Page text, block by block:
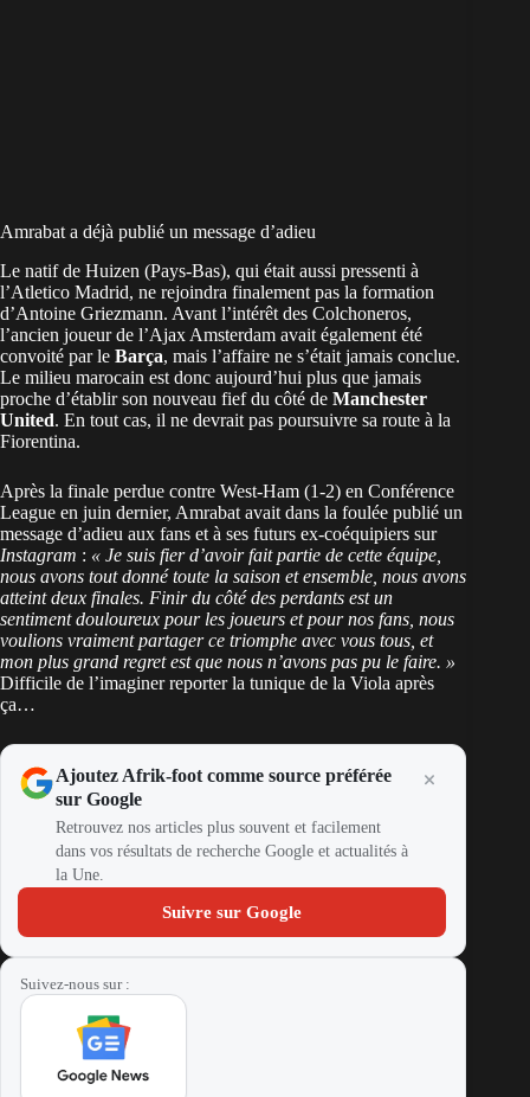
Amrabat a déjà publié un message d’adieu
Le natif de Huizen (Pays-Bas), qui était aussi pressenti à
l’Atletico Madrid, ne rejoindra finalement pas la formation
d’Antoine Griezmann. Avant l’intérêt des Colchoneros,
l’ancien joueur de l’Ajax Amsterdam avait également été
convoité par le Barça, mais l’affaire ne s’était jamais conclue.
Le milieu marocain est donc aujourd’hui plus que jamais
proche d’établir son nouveau fief du côté de Manchester
United. En tout cas, il ne devrait pas poursuivre sa route à la
Fiorentina.
Après la finale perdue contre West-Ham (1-2) en Conférence
League en juin dernier, Amrabat avait dans la foulée publié un
message d’adieu aux fans et à ses futurs ex-coéquipiers sur
Instagram : « Je suis fier d’avoir fait partie de cette équipe,
nous avons tout donné toute la saison et ensemble, nous avons
atteint deux finales. Finir du côté des perdants est un
sentiment douloureux pour les joueurs et pour nos fans, nous
voulions vraiment partager ce triomphe avec vous tous, et
mon plus grand regret est que nous n’avons pas pu le faire. »
Difficile de l’imaginer reporter la tunique de la Viola après
ça…
Ajoutez Afrik-foot comme source préférée
sur Google
Retrouvez nos articles plus souvent et facilement
dans vos résultats de recherche Google et actualités à
la Une.
Suivre sur Google
Suivez-nous sur :